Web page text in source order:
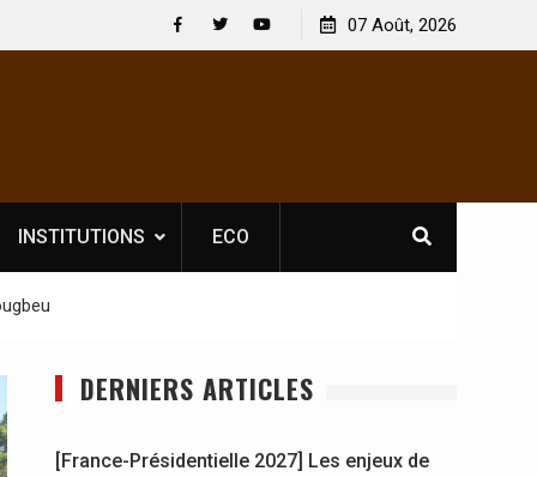
se
[France-Présidentielle 2027] Les enjeux de
souveraineté démocratique sévèrement touchés ?
07 Août, 2026
INSTITUTIONS ECO
DERNIERS ARTICLES
[France-Présidentielle 2027] Les enjeux de